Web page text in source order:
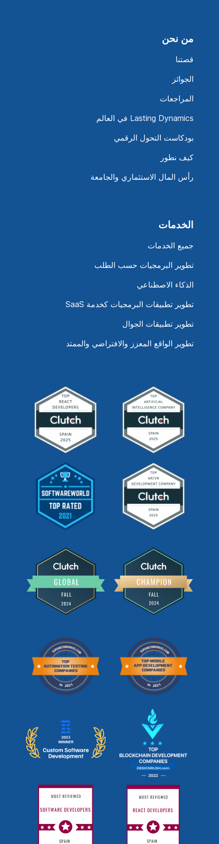
من نحن
قصتنا
الجوائز
المراجعات
Lasting Dynamics في العالم
بودكاست التحول الرقمي
كيف نطور
رأس المال الاستثماري والجامعة
الخدمات
جميع الخدمات
تطوير البرمجيات حسب الطلب
الذكاء الاصطناعي
تطوير تطبيقات البرمجيات كخدمة SaaS
تطوير تطبيقات الجوال
تطوير الواقع المعزز والافتراضي والممتد